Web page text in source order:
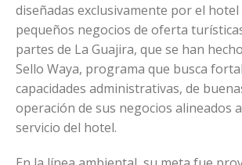
diseñadas exclusivamente por el hotel
pequeños negocios de oferta
partes de La Guajira, que se han
Sello Waya, programa que busca
capacidades administrativas, de
operación de sus negocios alineados
servicio del hotel.